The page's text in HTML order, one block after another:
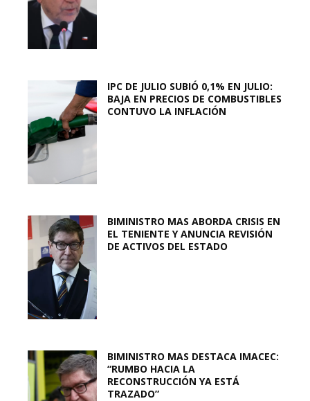
IPC DE JULIO SUBIÓ 0,1% EN JULIO:
BAJA EN PRECIOS DE COMBUSTIBLES
CONTUVO LA INFLACIÓN
BIMINISTRO MAS ABORDA CRISIS EN
EL TENIENTE Y ANUNCIA REVISIÓN
DE ACTIVOS DEL ESTADO
BIMINISTRO MAS DESTACA IMACEC:
“RUMBO HACIA LA
RECONSTRUCCIÓN YA ESTÁ
TRAZADO”